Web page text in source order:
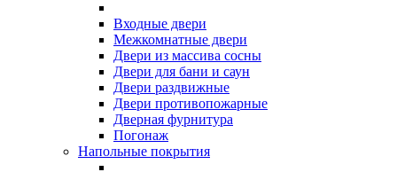
Входные двери
Межкомнатные двери
Двери из массива сосны
Двери для бани и саун
Двери раздвижные
Двери противопожарные
Дверная фурнитура
Погонаж
Напольные покрытия